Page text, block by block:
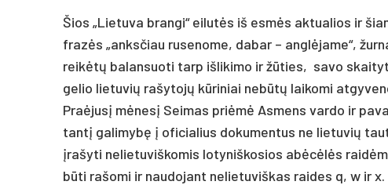
Šios „Lie­tu­va bran­gi“ ei­lutės iš esmės ak­tua­lios ir
frazės „anks­čiau ru­se­no­me, da­bar – anglė­ja­me“,
reikėtų ba­lan­suo­ti tarp iš­li­ki­mo ir žūties, sa­vo
ge­lio lie­tu­vių ra­šy­tojų kūri­niai ne­būtų lai­ko­mi
Praė­jusį mėnesį Sei­mas pri­ėmė As­mens var­do ir
tantį ga­li­mybę į ofi­cia­lius do­ku­men­tus ne lie­tu­vių
įra­šy­ti ne­lie­tu­viš­ko­mis lo­ty­niš­ko­sios abėcėlės
būti ra­šo­mi ir nau­do­jant ne­lie­tu­viš­kas rai­des q, w ir x.